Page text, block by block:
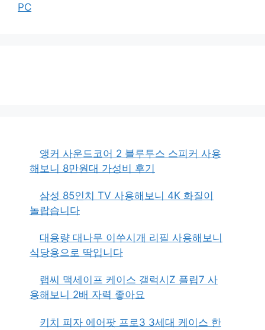
PC
앵커 사운드코어 2 블루투스 스피커 사용
해보니 8만원대 가성비 후기
삼성 85인치 TV 사용해보니 4K 화질이
놀랍습니다
대용량 대나무 이쑤시개 리필 사용해보니
식당용으로 딱입니다
랩씨 맥세이프 케이스 갤럭시Z 플립7 사
용해보니 2배 자력 좋아요
키치 피자 에어팟 프로3 3세대 케이스 한